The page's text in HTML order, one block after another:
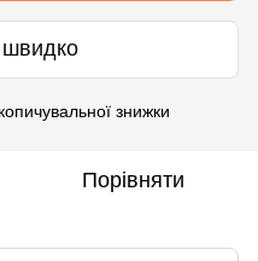
знижки
Порівняти